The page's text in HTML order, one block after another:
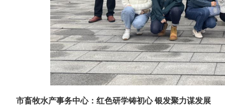
市畜牧水产事务中心：红色研学铸初心 银发聚力谋发展